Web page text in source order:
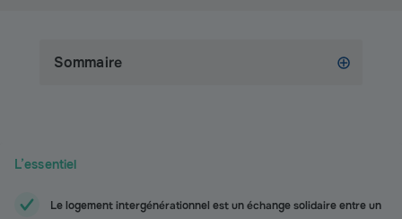
Sommaire
L’essentiel
Le logement intergénérationnel est un échange solidaire entre un